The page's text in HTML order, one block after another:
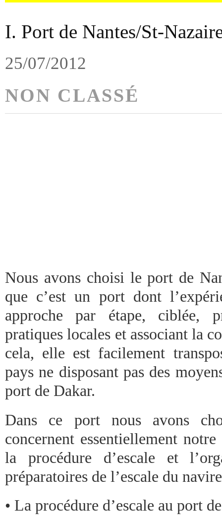
I. Port de Nantes/St-
25/07/2012
NON CLASSÉ
Nous avons choisi le port de
que c’est un port dont
approche par étape, ciblée,
pratiques locales et associant la
cela, elle est facilement
pays ne disposant pas des
port de Dakar.
Dans ce port nous avons
concernent essentiellement
la procédure d’escale et
préparatoires de l’escale du
• La procédure d’escale au port